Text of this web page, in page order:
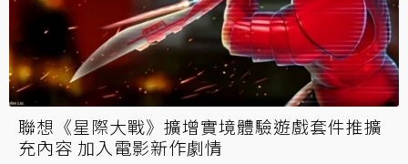
聯想《星際大戰》擴增實境體驗遊戲套件推擴
充內容 加入電影新作劇情